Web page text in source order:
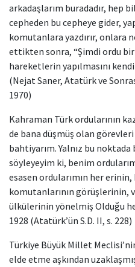
arkadaşlarım buradadır, hep
cepheden bu cepheye gider,
komutanlara yazdırır, onlara
ettikten sonra, “Şimdi ordu
hareketlerin yapılmasını
(Nejat Saner, Atatürk ve
1970)
Kahraman Türk ordularının
de bana düşmüş olan
bahtiyarım. Yalnız bu
söyleyeyim ki, benim
esasen ordularımın her erinin,
komutanlarının görüşlerinin,
ülkülerinin yönelmiş Olduğu
1928 (Atatürk’ün S.D. II, s. 228)
Türkiye Büyük Millet
elde etme aşkından